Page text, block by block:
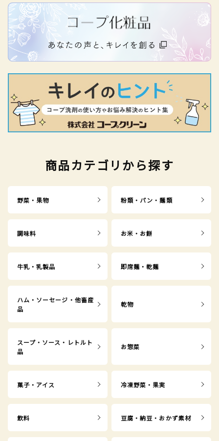
商品カテゴリから探す
野菜・果物 粉類・パン・麺類
調味料 お米・お餅
牛乳・乳製品 即席麺・乾麺
ハム・ソーセージ・他畜産
品
乾物
スープ・ソース・レトルト
品
お惣菜
菓子・アイス 冷凍野菜・果実
飲料 豆腐・納豆・おかず素材